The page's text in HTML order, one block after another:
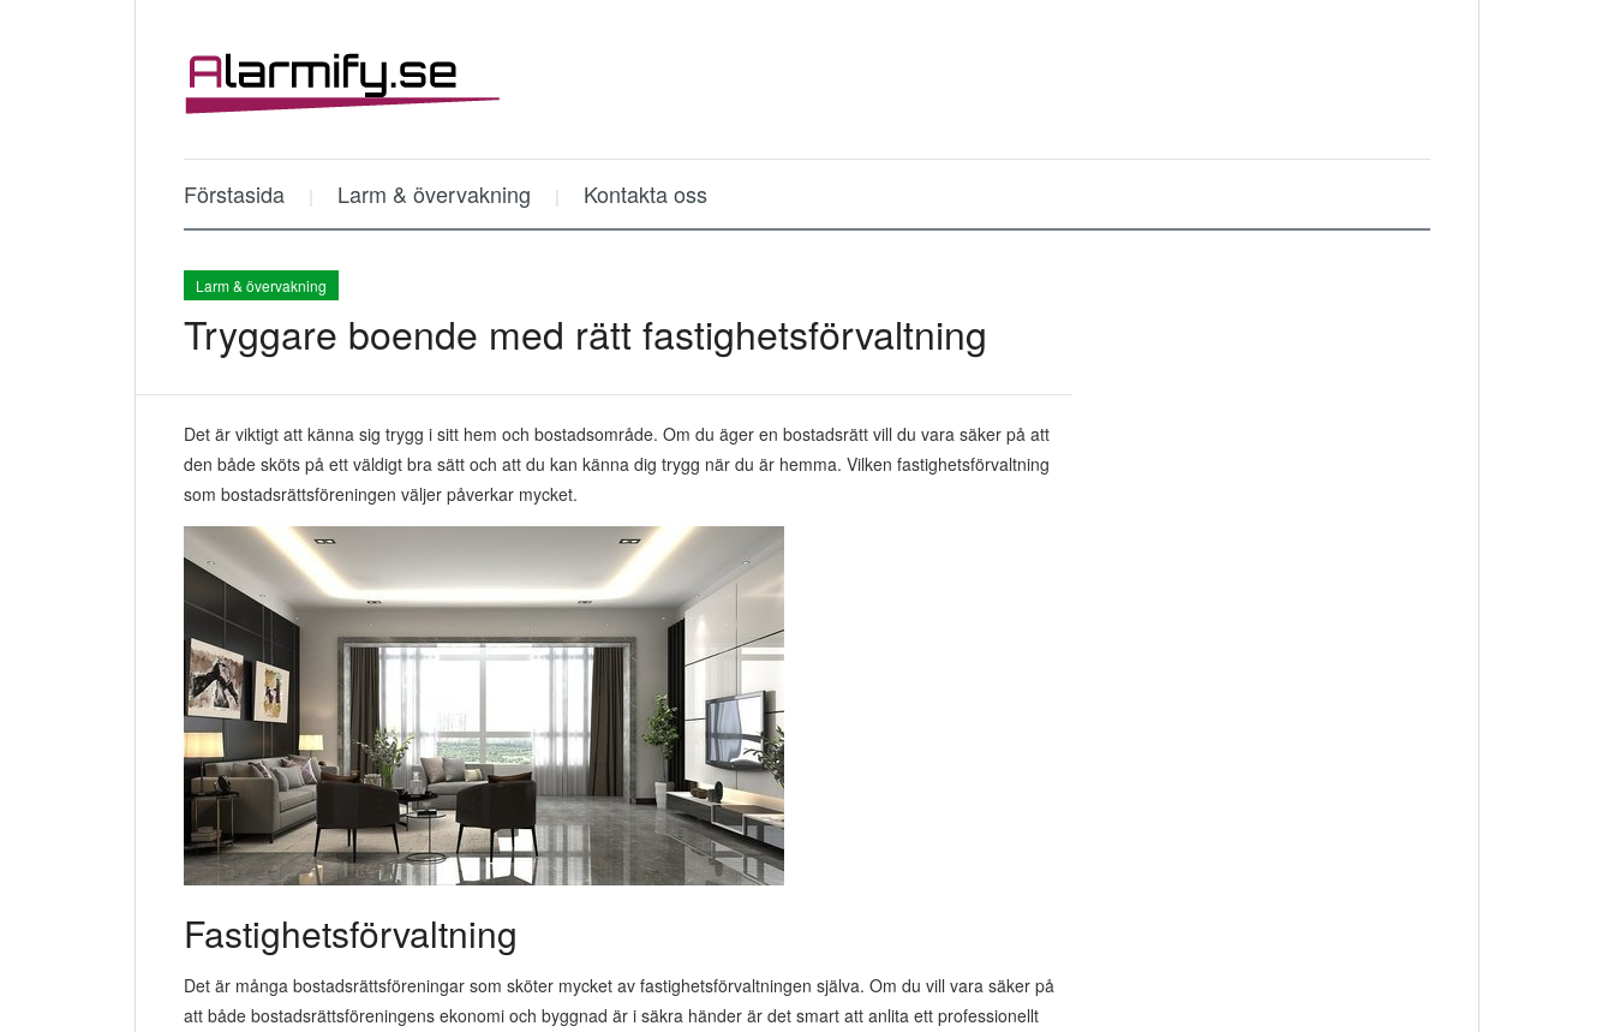
Förstasida Larm & övervakning Kontakta oss
Larm & övervakning
Tryggare boende med rätt fastighetsförvaltning
Det är viktigt att känna sig trygg i sitt hem och bostadsområde. Om du äger en bostadsrätt vill du vara säker på att
den både sköts på ett väldigt bra sätt och att du kan känna dig trygg när du är hemma. Vilken fastighetsförvaltning
som bostadsrättsföreningen väljer påverkar mycket.
Fastighetsförvaltning
Det är många bostadsrättsföreningar som sköter mycket av fastighetsförvaltningen själva. Om du vill vara säker på
att både bostadsrättsföreningens ekonomi och byggnad är i säkra händer är det smart att anlita ett professionellt